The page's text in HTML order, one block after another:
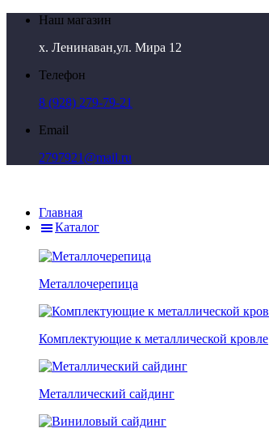
Наш магазин
х. Ленинаван,ул. Мира 12
Телефон
8 (928) 279-79-21
Email
2797921@mail.ru
Главная
Каталог
Металлочерепица
Комплектующие к металлической кровле
Металлический сайдинг